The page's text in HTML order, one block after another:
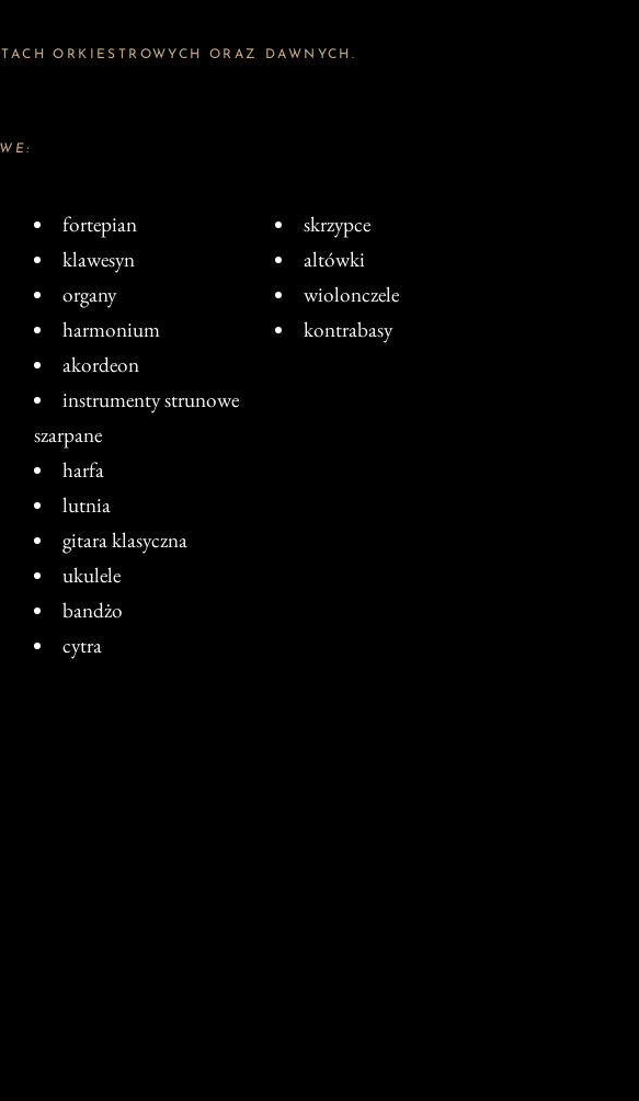
ORKIESTROWYCH ORAZ DAWNYCH.
fortepian
klawesyn
organy
harmonium
akordeon
instrumenty strunowe
szarpane
harfa
lutnia
gitara klasyczna
ukulele
bandżo
cytra
skrzypce
altówki
wiolonczele
kontrabasy